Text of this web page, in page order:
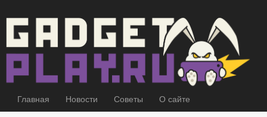
Главная Новости Советы О сайте